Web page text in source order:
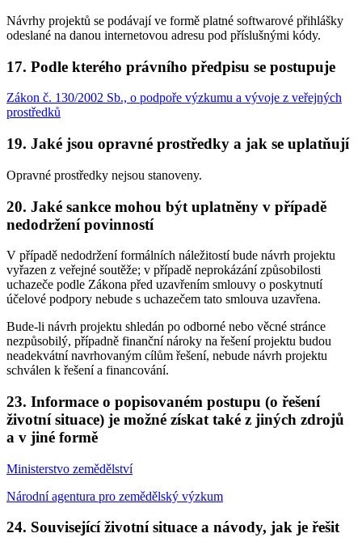
Návrhy projektů se podávají ve formě platné softwarové přihlášky
odeslané na danou internetovou adresu pod příslušnými kódy.
17. Podle kterého právního předpisu se postupuje
Zákon č. 130/2002 Sb., o podpoře výzkumu a vývoje z veřejných
prostředků
19. Jaké jsou opravné prostředky a jak se uplatňují
Opravné prostředky nejsou stanoveny.
20. Jaké sankce mohou být uplatněny v případě
nedodržení povinností
V případě nedodržení formálních náležitostí bude návrh projektu
vyřazen z veřejné soutěže; v případě neprokázání způsobilosti
uchazeče podle Zákona před uzavřením smlouvy o poskytnutí
účelové podpory nebude s uchazečem tato smlouva uzavřena.
Bude-li návrh projektu shledán po odborné nebo věcné stránce
nezpůsobilý, případně finanční nároky na řešení projektu budou
neadekvátní navrhovaným cílům řešení, nebude návrh projektu
schválen k řešení a financování.
23. Informace o popisovaném postupu (o řešení
životní situace) je možné získat také z jiných zdrojů
a v jiné formě
Ministerstvo zemědělství
Národní agentura pro zemědělský výzkum
24. Související životní situace a návody, jak je řešit